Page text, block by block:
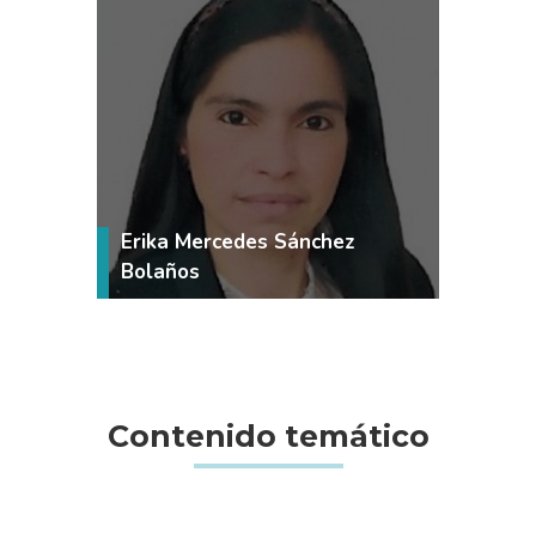
VER MÁS
Erika Mercedes Sánchez
Bolaños
Contenido temático